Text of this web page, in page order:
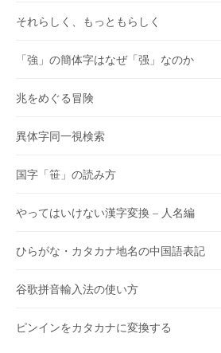
それらしく、もっともらしく
「強」の簡体字はなぜ「强」なのか
兆をめぐる冒険
異体字同一視検索
国字「笹」の読み方
やってはいけない漢字変換 – 人名編
ひらがな・カタカナ地名の中国語表記
谷歌拼音輸入法の使い方
ピンインをカタカナに変換する